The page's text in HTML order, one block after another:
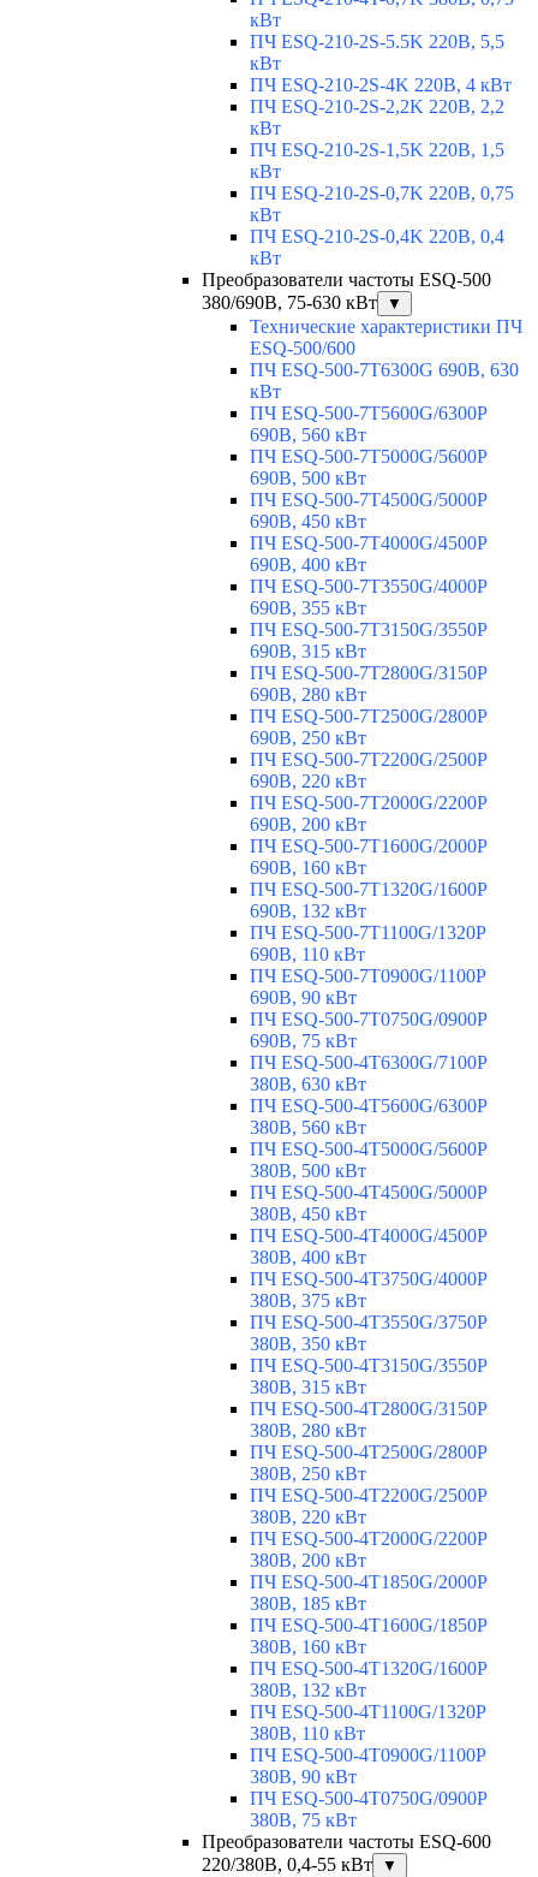
кВт
ПЧ ESQ-210-2S-5.5K 220В, 5,5
кВт
ПЧ ESQ-210-2S-4K 220В, 4 кВт
ПЧ ESQ-210-2S-2,2K 220В, 2,2
кВт
ПЧ ESQ-210-2S-1,5K 220В, 1,5
кВт
ПЧ ESQ-210-2S-0,7K 220В, 0,75
кВт
ПЧ ESQ-210-2S-0,4K 220В, 0,4
кВт
Преобразователи частоты ESQ-500
380/690В, 75-630 кВт
▼
Технические характеристики ПЧ
ESQ-500/600
ПЧ ESQ-500-7T6300G 690В, 630
кВт
ПЧ ESQ-500-7T5600G/6300P
690В, 560 кВт
ПЧ ESQ-500-7T5000G/5600P
690В, 500 кВт
ПЧ ESQ-500-7T4500G/5000P
690В, 450 кВт
ПЧ ESQ-500-7T4000G/4500P
690В, 400 кВт
ПЧ ESQ-500-7T3550G/4000P
690В, 355 кВт
ПЧ ESQ-500-7T3150G/3550P
690В, 315 кВт
ПЧ ESQ-500-7T2800G/3150P
690В, 280 кВт
ПЧ ESQ-500-7T2500G/2800P
690В, 250 кВт
ПЧ ESQ-500-7T2200G/2500P
690В, 220 кВт
ПЧ ESQ-500-7T2000G/2200P
690В, 200 кВт
ПЧ ESQ-500-7T1600G/2000P
690В, 160 кВт
ПЧ ESQ-500-7T1320G/1600P
690В, 132 кВт
ПЧ ESQ-500-7T1100G/1320P
690В, 110 кВт
ПЧ ESQ-500-7T0900G/1100P
690В, 90 кВт
ПЧ ESQ-500-7T0750G/0900P
690В, 75 кВт
ПЧ ESQ-500-4T6300G/7100P
380В, 630 кВт
ПЧ ESQ-500-4T5600G/6300P
380В, 560 кВт
ПЧ ESQ-500-4T5000G/5600P
380В, 500 кВт
ПЧ ESQ-500-4T4500G/5000P
380В, 450 кВт
ПЧ ESQ-500-4T4000G/4500P
380В, 400 кВт
ПЧ ESQ-500-4T3750G/4000P
380В, 375 кВт
ПЧ ESQ-500-4T3550G/3750P
380В, 350 кВт
ПЧ ESQ-500-4T3150G/3550P
380В, 315 кВт
ПЧ ESQ-500-4T2800G/3150P
380В, 280 кВт
ПЧ ESQ-500-4T2500G/2800P
380В, 250 кВт
ПЧ ESQ-500-4T2200G/2500P
380В, 220 кВт
ПЧ ESQ-500-4T2000G/2200P
380В, 200 кВт
ПЧ ESQ-500-4T1850G/2000P
380В, 185 кВт
ПЧ ESQ-500-4T1600G/1850P
380В, 160 кВт
ПЧ ESQ-500-4T1320G/1600P
380В, 132 кВт
ПЧ ESQ-500-4T1100G/1320P
380В, 110 кВт
ПЧ ESQ-500-4T0900G/1100P
380В, 90 кВт
ПЧ ESQ-500-4T0750G/0900P
380В, 75 кВт
Преобразователи частоты ESQ-600
220/380В, 0,4-55 кВт
▼